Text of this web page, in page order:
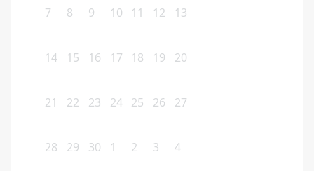
7 8 9 10 11 12 13
14 15 16 17 18 19 20
21 22 23 24 25 26 27
28 29 30 1 2 3 4